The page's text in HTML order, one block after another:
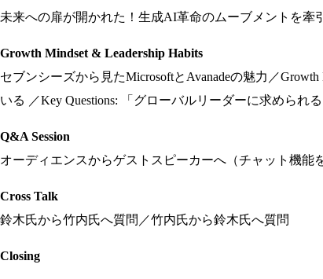
未来への扉が開かれた！生成AI革命のムーブメントを牽
Growth Mindset & Leadership Habits
セブンシーズから見たMicrosoftとAvanadeの魅力／
いる ／Key Questions: 「グローバルリーダーに求められ
Q&A Session
オーディエンスからゲストスピーカーへ（チャット機能
Cross Talk
鈴木氏から竹内氏へ質問／竹内氏から鈴木氏へ質問
Closing